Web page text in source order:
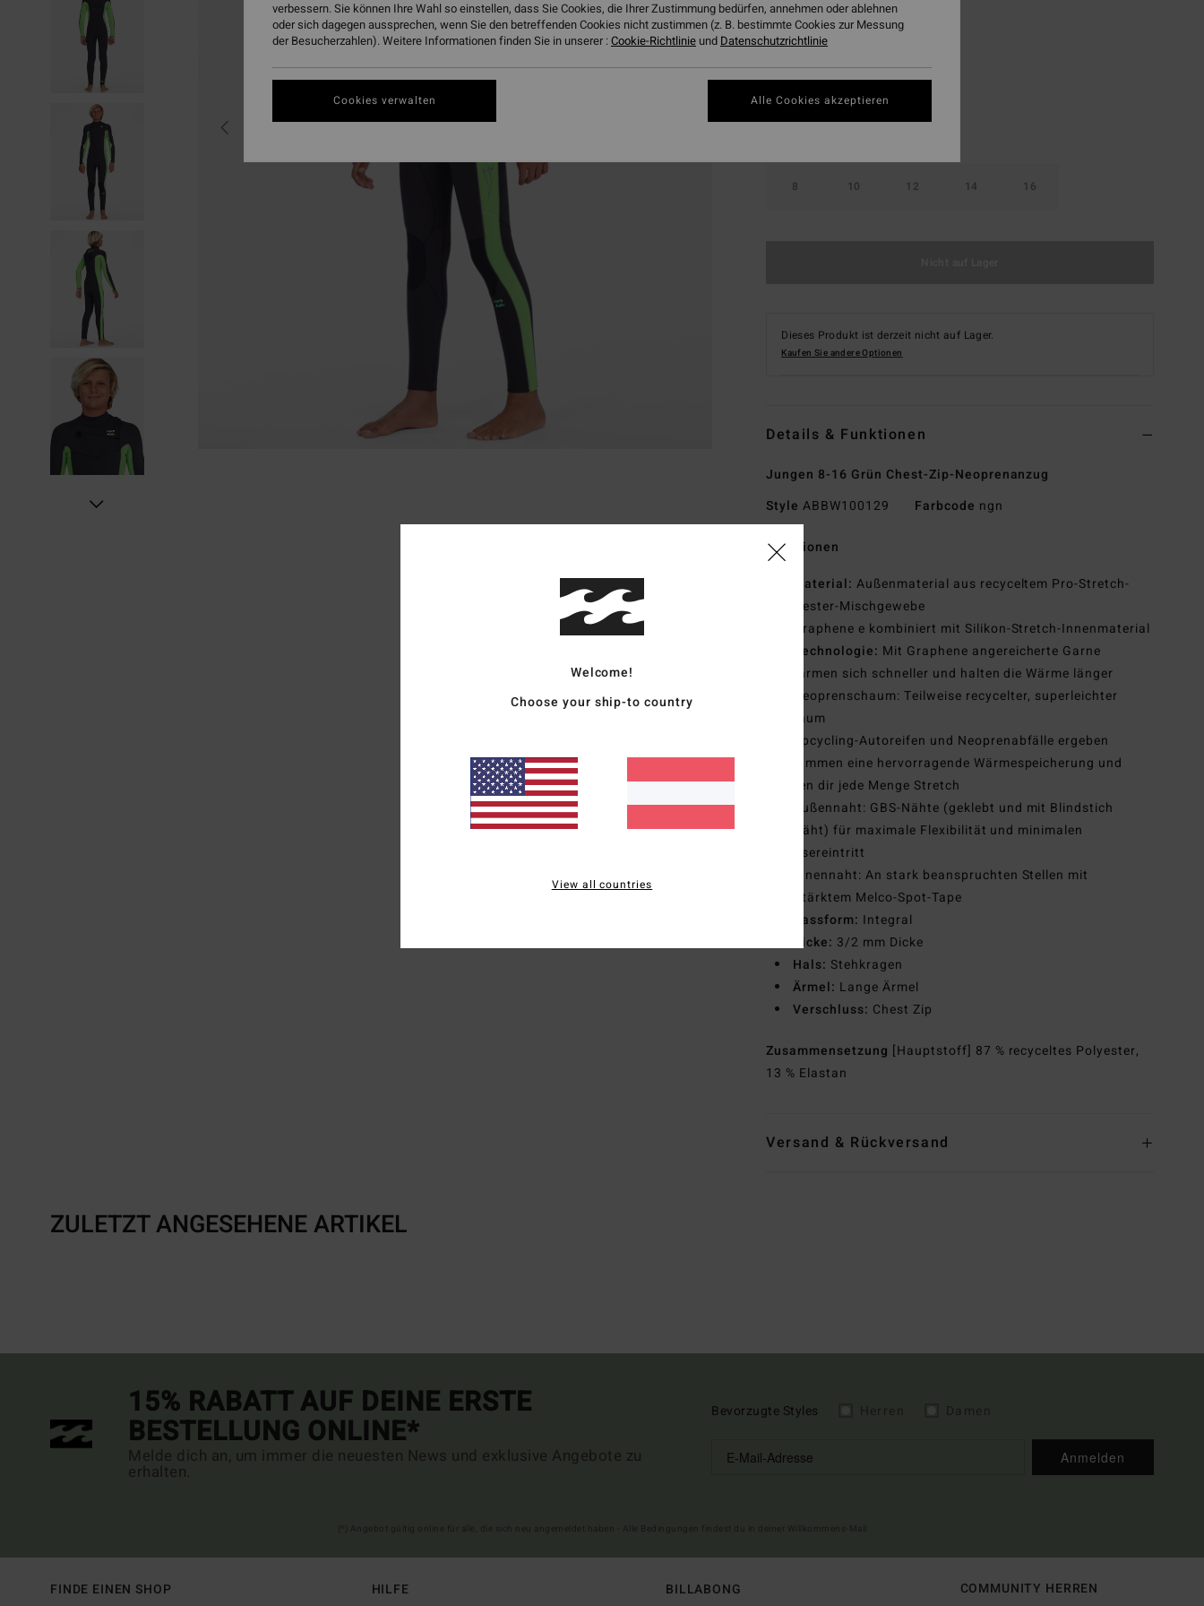
FarbeNeon Green
8 10 12 14 16
Dieses Produkt ist derzeit nicht auf Lager.
Kaufen Sie andere Optionen
Details & Funktionen
Jungen 8-16 Grün Chest-Zip-Neoprenanzug
Style ABBW100129 Farbcode ngn
Funktionen
Material: Außenmaterial aus recyceltem Pro-Stretch-
Polyester-Mischgewebe
Graphene e kombiniert mit Silikon-Stretch-Innenmaterial
Technologie: Mit Graphene angereicherte Garne
erwärmen sich schneller und halten die Wärme länger
Neoprenschaum: Teilweise recycelter, superleichter
Schaum
Upcycling-Autoreifen und Neoprenabfälle ergeben
zusammen eine hervorragende Wärmespeicherung und
bieten dir jede Menge Stretch
Außennaht: GBS-Nähte (geklebt und mit Blindstich
vernäht) für maximale Flexibilität und minimalen
Wassereintritt
Innennaht: An stark beanspruchten Stellen mit
verstärktem Melco-Spot-Tape
Passform: Integral
Dicke: 3/2 mm Dicke
Hals: Stehkragen
Ärmel: Lange Ärmel
Verschluss: Chest Zip
Zusammensetzung [Hauptstoff] 87 % recyceltes Polyester,
13 % Elastan
Versand & Rückversand
ZULETZT ANGESEHENE ARTIKEL
15% RABATT AUF DEINE ERSTE
BESTELLUNG ONLINE*
Melde dich an, um immer die neuesten News und exklusive Angebote zu
erhalten.
Bevorzugte Styles
Anmelden
FINDE EINEN SHOP HILFE BILLABONG COMMUNITY HERREN
Welcome!
Choose your ship-to country
View all countries
verbessern. Sie können Ihre Wahl so einstellen, dass Sie Cookies, die Ihrer Zustimmung bedürfen, annehmen oder ablehnen
oder sich dagegen aussprechen, wenn Sie den betreffenden Cookies nicht zustimmen (z. B. bestimmte Cookies zur Messung
der Besucherzahlen). Weitere Informationen finden Sie in unserer :Cookie-Richtlinie und Datenschutzrichtlinie
Cookies verwalten Alle Cookies akzeptieren